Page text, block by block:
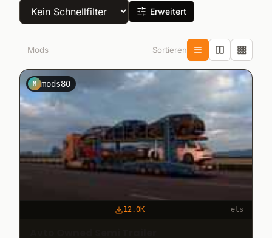
Erweitert
Mods Sortieren
M mods80
12.0K ets